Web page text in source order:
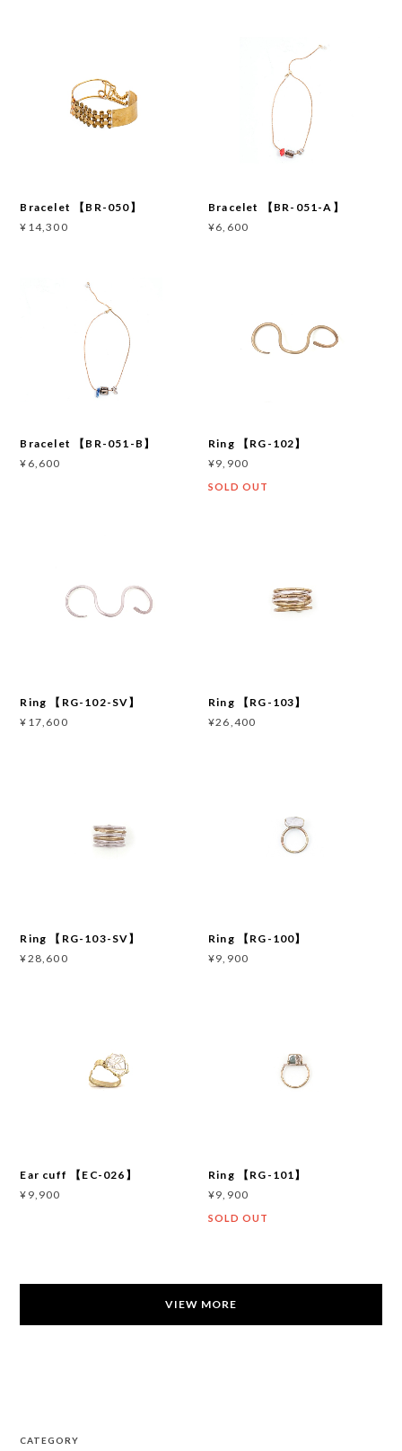
Bracelet 【BR-050】
¥14,300
Bracelet 【BR-051-A】
¥6,600
Bracelet 【BR-051-B】
¥6,600
Ring 【RG-102】
¥9,900
SOLD OUT
Ring 【RG-102-SV】
¥17,600
Ring 【RG-103】
¥26,400
Ring 【RG-103-SV】
¥28,600
Ring 【RG-100】
¥9,900
Ear cuff 【EC-026】
¥9,900
Ring 【RG-101】
¥9,900
SOLD OUT
VIEW MORE
CATEGORY